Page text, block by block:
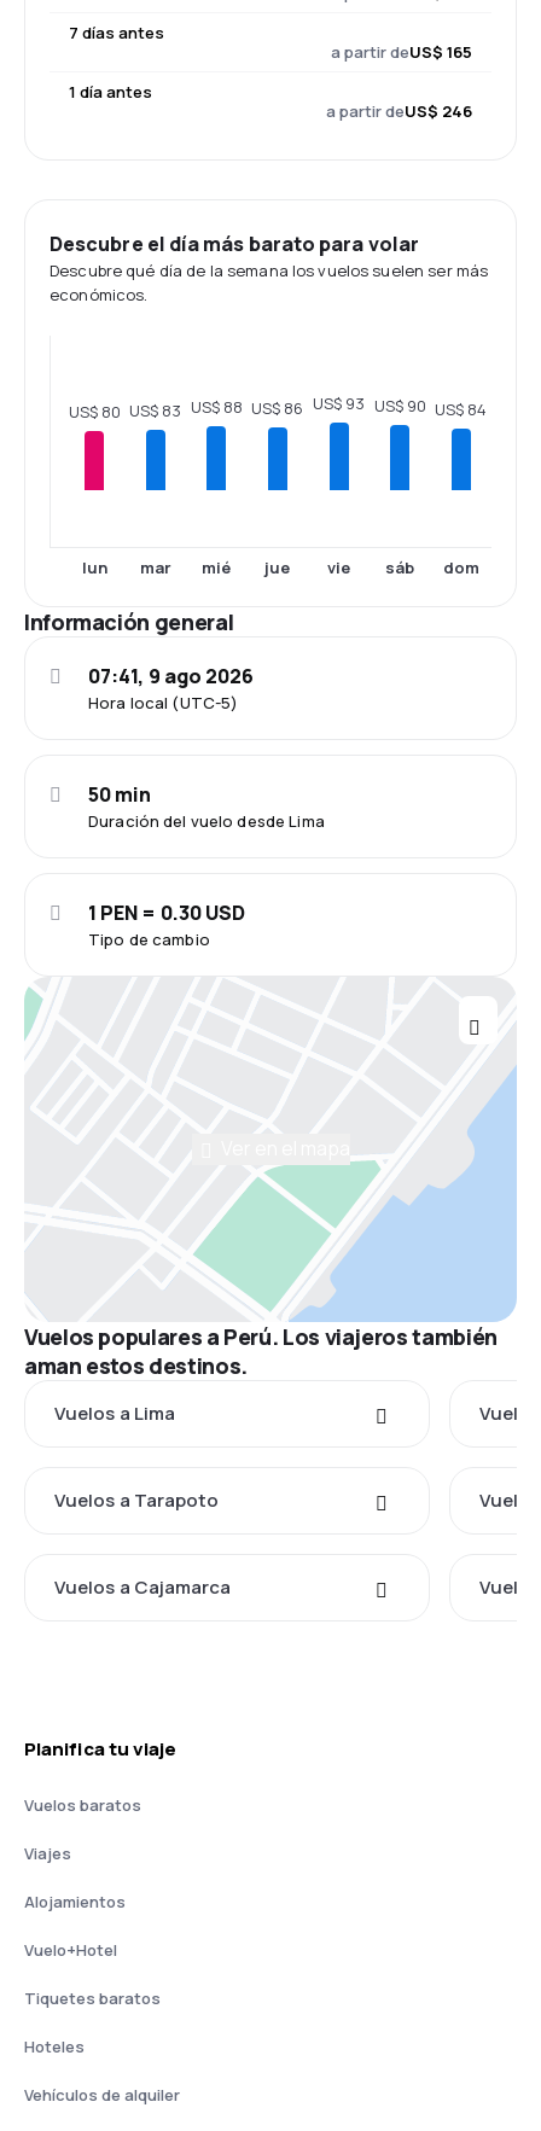
7 días antes
a partir deUS$ 165
1 día antes
a partir deUS$ 246
Descubre el día más barato para volar
Descubre qué día de la semana los vuelos suelen ser más
económicos.
US$ 80
lun
US$ 83
mar
US$ 88
mié
US$ 86
jue
US$ 93
vie
US$ 90
sáb
US$ 84
dom
Información general
Hora local (UTC-5)
07:41, 9 ago 2026
Duración del vuelo desde Lima
50 min
Tipo de cambio
1 PEN = 0.30 USD
Vuelos populares a Perú. Los viajeros también
aman estos destinos.
Vuelos a Lima
Vuelos a Tarapoto
Vuelos a Cajamarca
Planifica tu viaje
Vuelos baratos
Viajes
Alojamientos
Vuelo+Hotel
Tiquetes baratos
Hoteles
Vehículos de alquiler